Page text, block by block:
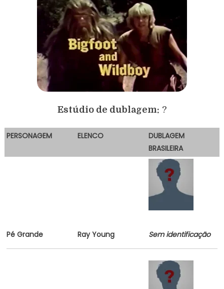
Estúdio de dublagem: ?
PERSONAGEM ELENCO
DUBLAGEM
BRASILEIRA
Pé Grande Ray Young Sem identificação